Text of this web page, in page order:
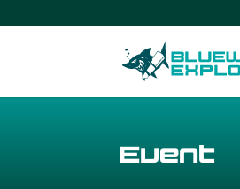
Event